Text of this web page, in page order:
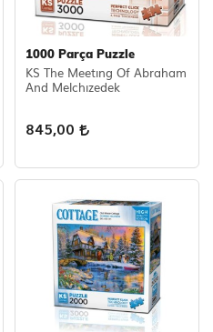
1000 Parça Puzzle
KS The Meetıng Of Abraham
And Melchızedek
845,00